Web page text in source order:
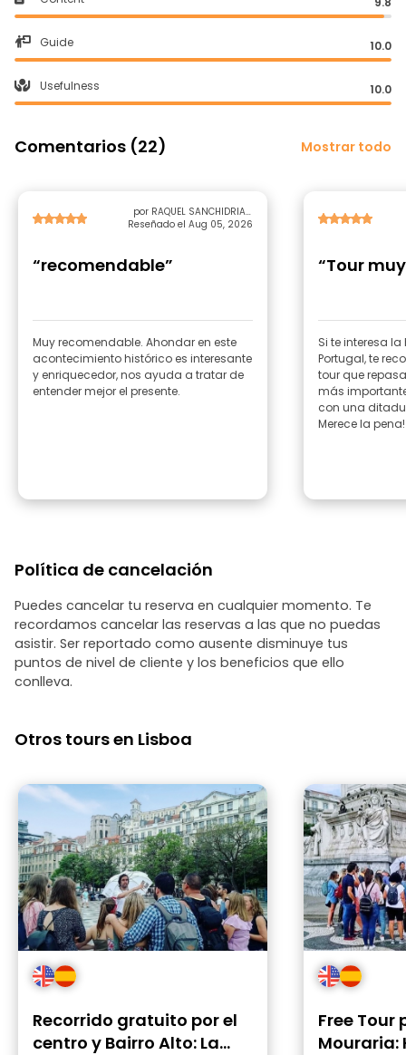
Guide 10.0
Usefulness 10.0
Comentarios (22) Mostrar todo
por RAQUEL SANCHIDRIAN
MONTOYA
Reseñado el Aug 05, 2026
“recomendable”
Muy recomendable. Ahondar en este
acontecimiento histórico es interesante
y enriquecedor, nos ayuda a tratar de
entender mejor el presente.
“Tour
Si te interesa
Portugal, te
tour que
más
con una
Merece la pena!
Política de cancelación
Puedes cancelar tu reserva en cualquier momento. Te
recordamos cancelar las reservas a las que no puedas
asistir. Ser reportado como ausente disminuye tus
puntos de nivel de cliente y los beneficios que ello
conlleva.
Otros tours en Lisboa
Recorrido gratuito por el
centro y Bairro Alto: La
Free Tour
Mouraria: